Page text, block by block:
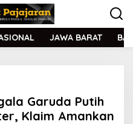
JAWA BARAT
Garuda Putih
Klaim Amankan